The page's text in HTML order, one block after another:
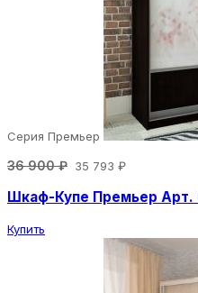
Серия Премьер
36 900 ₽ 35 793 ₽
Шкаф-Купе Премьер Арт.
Купить